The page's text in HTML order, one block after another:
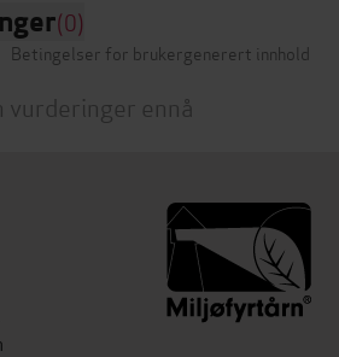
(0)
Betingelser for brukergenerert innhold
vurderinger ennå